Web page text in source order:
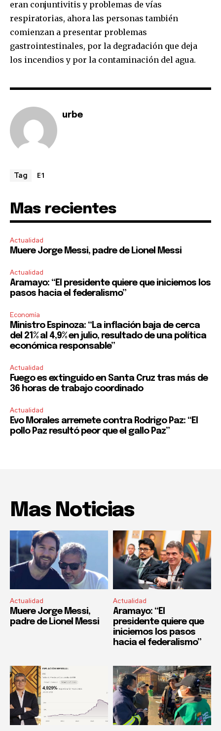
eran conjuntivitis y problemas de vías
respiratorias, ahora las personas también
comienzan a presentar problemas
gastrointestinales, por la degradación que deja
los incendios y por la contaminación del agua.
urbe
Tag E1
Mas recientes
Actualidad
Muere Jorge Messi, padre de Lionel Messi
Actualidad
Aramayo: “El presidente quiere que iniciemos los
pasos hacia el federalismo”
Economía
Ministro Espinoza: “La inflación baja de cerca
del 21% al 4,9% en julio, resultado de una política
económica responsable”
Actualidad
Fuego es extinguido en Santa Cruz tras más de
36 horas de trabajo coordinado
Actualidad
Evo Morales arremete contra Rodrigo Paz: “El
pollo Paz resultó peor que el gallo Paz”
Mas Noticias
Actualidad
Muere Jorge Messi,
padre de Lionel Messi
Actualidad
Aramayo: “El
presidente quiere que
iniciemos los pasos
hacia el federalismo”